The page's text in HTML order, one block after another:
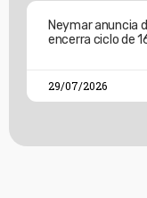
Neymar anuncia
encerra ciclo de
29/07/2026